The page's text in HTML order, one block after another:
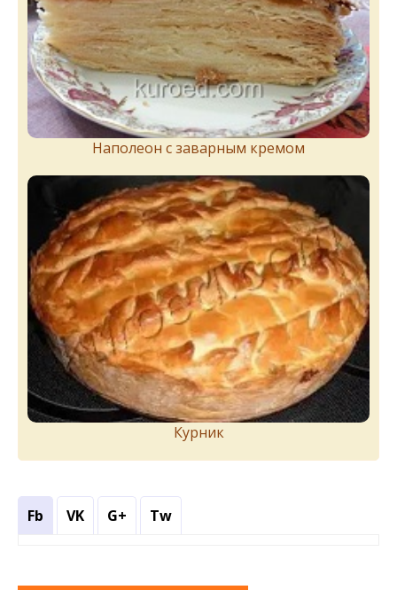
Наполеон с заварным кремом
Курник
Fb VK G+ Tw